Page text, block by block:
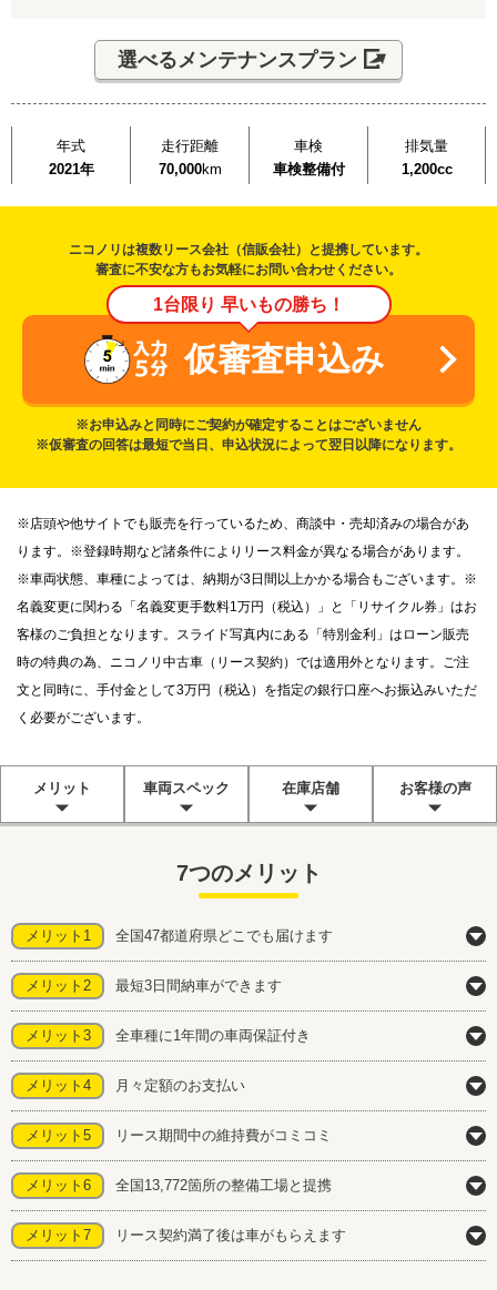
選べるメンテナンスプラン
年式
2021年
走行距離
70,000km
車検
車検整備付
排気量
1,200cc
ニコノリは複数リース会社（信販会社）と提携しています。
審査に不安な方もお気軽にお問い合わせください。
1台限り 早いもの勝ち！
仮審査申込み
※お申込みと同時にご契約が確定することはございません
※仮審査の回答は最短で当日、申込状況によって翌日以降になります。
※店頭や他サイトでも販売を行っているため、商談中・売却済みの場合があ
ります。※登録時期など諸条件によりリース料金が異なる場合があります。
※車両状態、車種によっては、納期が3日間以上かかる場合もございます。※
名義変更に関わる「名義変更手数料1万円（税込）」と「リサイクル券」はお
客様のご負担となります。スライド写真内にある「特別金利」はローン販売
時の特典の為、ニコノリ中古車（リース契約）では適用外となります。ご注
文と同時に、手付金として3万円（税込）を指定の銀行口座へお振込みいただ
く必要がございます。
メリット 車両スペック 在庫店舗 お客様の声
7つのメリット
メリット1 全国47都道府県どこでも届けます
メリット2 最短3日間納車ができます
メリット3 全車種に1年間の車両保証付き
メリット4 月々定額のお支払い
メリット5 リース期間中の維持費がコミコミ
メリット6 全国13,772箇所の整備工場と提携
メリット7 リース契約満了後は車がもらえます